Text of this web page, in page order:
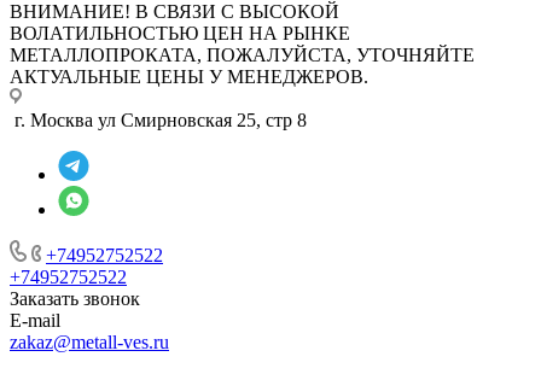
ВНИМАНИЕ! В СВЯЗИ С ВЫСОКОЙ
ВОЛАТИЛЬНОСТЬЮ ЦЕН НА РЫНКЕ
МЕТАЛЛОПРОКАТА, ПОЖАЛУЙСТА, УТОЧНЯЙТЕ
АКТУАЛЬНЫЕ ЦЕНЫ У МЕНЕДЖЕРОВ.
г. Москва ул Смирновская 25, стр 8
+74952752522
+74952752522
Заказать звонок
E-mail
zakaz@metall-ves.ru